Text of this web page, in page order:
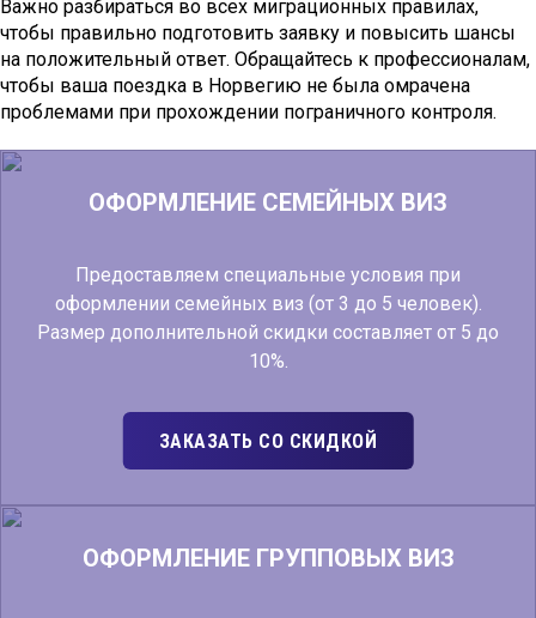
Важно разбираться во всех миграционных правилах,
чтобы правильно подготовить заявку и повысить шансы
на положительный ответ. Обращайтесь к профессионалам,
чтобы ваша поездка в Норвегию не была омрачена
проблемами при прохождении пограничного контроля.
ОФОРМЛЕНИЕ СЕМЕЙНЫХ ВИЗ
Предоставляем специальные условия при
оформлении семейных виз (от 3 до 5 человек).
Размер дополнительной скидки составляет от 5 до
10%.
ЗАКАЗАТЬ СО СКИДКОЙ
ОФОРМЛЕНИЕ ГРУППОВЫХ ВИЗ